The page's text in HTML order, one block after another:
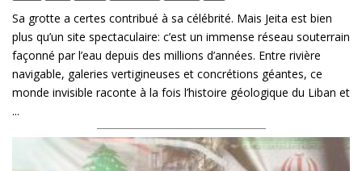
Sa grotte a certes contribué à sa célébrité. Mais Jeita est bien
plus qu’un site spectaculaire: c’est un immense réseau souterrain
façonné par l’eau depuis des millions d’années. Entre rivière
navigable, galeries vertigineuses et concrétions géantes, ce
monde invisible raconte à la fois l’histoire géologique du Liban et
...